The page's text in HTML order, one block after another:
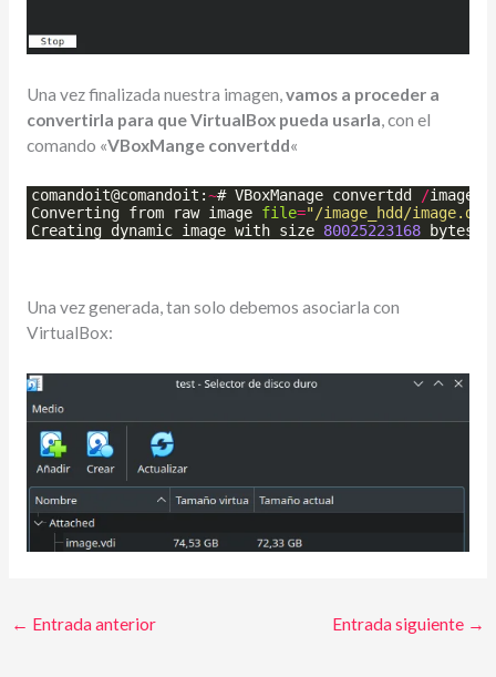
Una vez finalizada nuestra imagen,vamos a proceder a
convertirla para que VirtualBox pueda usarla, con el
comando «VBoxMange convertdd«
comandoit@comandoit :~# VBoxManage convertdd /
Converting from raw image file="/image_hdd/image.dd
Creating dynamic image with size 80025223168 bytes
Una vez generada, tan solo debemos asociarla con
VirtualBox:
← Entrada anterior Entrada siguiente →